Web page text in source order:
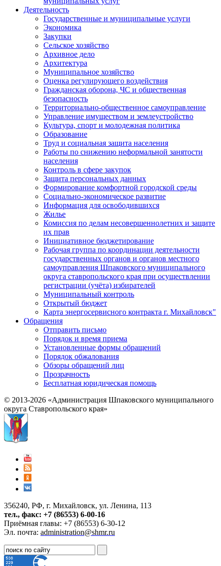
Деятельность
Государственные и муниципальные услуги
Экономика
Закупки
Сельское хозяйство
Архивное дело
Архитектура
Муниципальное хозяйство
Оценка регулирующего воздействия
Гражданская оборона, ЧС и общественная
безопасность
Территориально-общественное самоуправление
Управление имуществом и землеустройство
Культура, спорт и молодежная политика
Образование
Труд и социальная защита населения
Работы по снижению неформальной занятости
населения
Контроль в сфере закупок
Защита персональных данных
Формирование комфортной городской среды
Социально-экономическое развитие
Информация для освободившихся
Жилье
Комиссия по делам несовершеннолетних и защите
их прав
Инициативное бюджетирование
Рабочая группа по координации деятельности
государственных органов и органов местного
самоуправления Шпаковского муниципального
округа ставропольского края при осуществлении
регистрации (учёта) избирателей
Муниципальный контроль
Открытый бюджет
Карта энергосервисного контракта г. Михайловск"
Обращения
Отправить письмо
Порядок и время приема
Установленные формы обращений
Порядок обжалования
Обзоры обращений лиц
Прозрачность
Бесплатная юридическая помощь
© 2013-2026 «Администрация Шпаковского муниципального
округа Ставропольского края»
356240, РФ, г. Михайловск, ул. Ленина, 113
тел., факс: +7 (86553) 6-00-16
Приёмная главы: +7 (86553) 6-30-12
Эл. почта: administration@shmr.ru